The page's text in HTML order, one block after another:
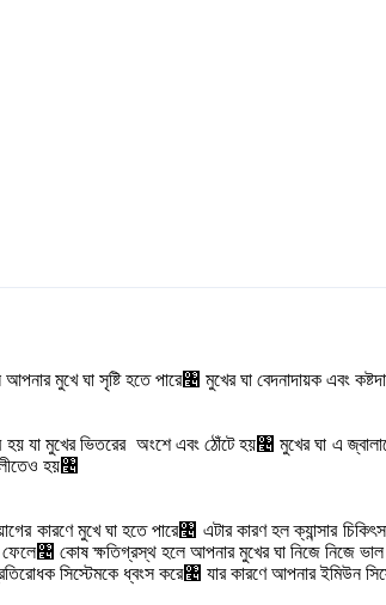
মুখে ঘা সৃষ্টি হতে পারে৤ মুখের ঘা বেদনাদায়ক এবং
হয় যা মুখের ভিতরের অংশে এবং ঠোঁটে হয়৤ মুখের ঘা এ
হয়৤
কারণে মুখে ঘা হতে পারে৤ এটার কারণ হল ক্যান্সার
ফেলে৤ কোষ ক্ষতিগ্রস্থ হলে আপনার মুখের ঘা নিজে নিজে
সিস্টেমকে ধ্বংস করে৤ যার কারণে আপনার ইমিউন